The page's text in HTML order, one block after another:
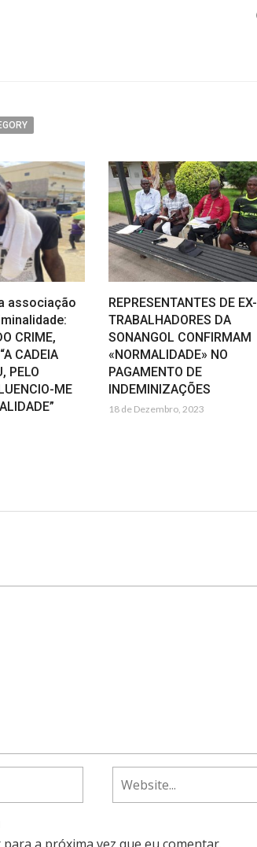
associação
CRIME,
CADEIA
PELO
ME
REPRESENTANTES DE EX-
TRABALHADORES DA
SONANGOL CONFIRMAM
«NORMALIDADE» NO
PAGAMENTO DE
INDEMINIZAÇÕES
18 de Dezembro, 2023